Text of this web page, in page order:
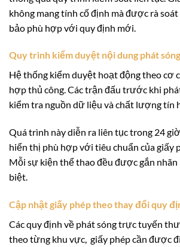
không mang tính cố định mà được rà
bảo phù hợp với quy định mới.
Quy trình kiểm duyệt nội dung phát
Hệ thống kiểm duyệt hoạt động theo cơ
hợp thủ công. Các trận đấu trước khi
kiểm tra nguồn dữ liệu và chất lượng tín
Quá trình này diễn ra liên tục trong 24
hiển thị phù hợp với tiêu chuẩn của giấy
Mỗi sự kiện thể thao đều được gắn nhãn
biệt.
Cập nhật giấy phép theo thay đổi quy
Các quy định về phát sóng trực tuyến
theo từng khu vực, giấy phép cần được